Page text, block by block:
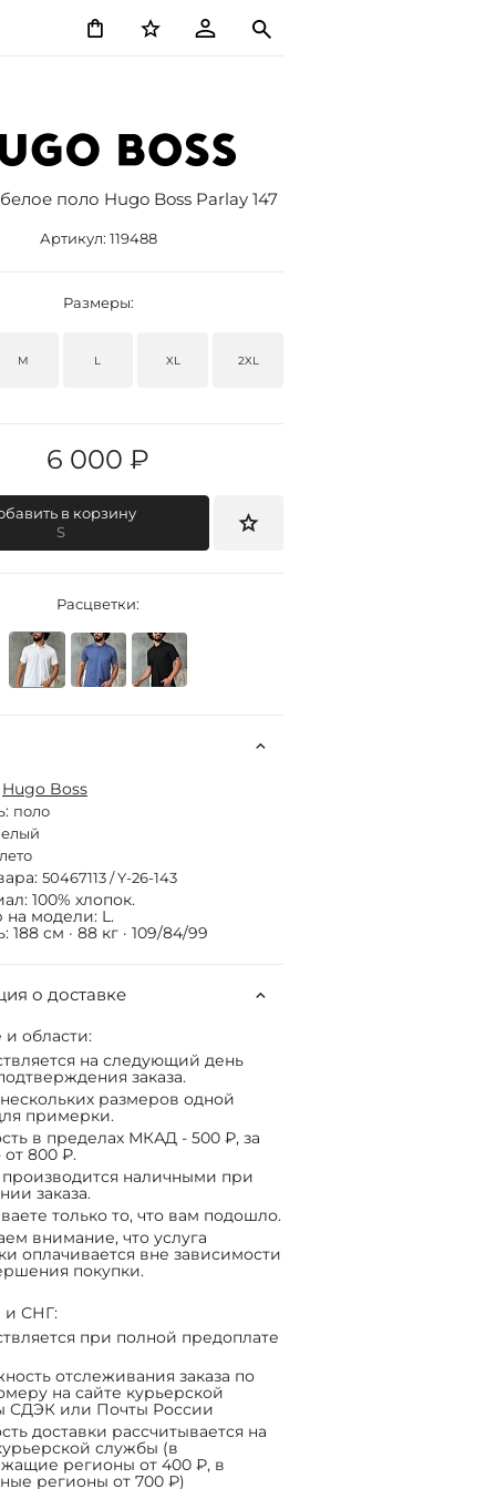
поло Hugo Boss Parlay 147
Артикул: 119488
Размеры:
M L XL 2XL
6 000 ₽
в корзину
S
Расцветки:
Hugo Boss
поло
лето
50467113 / Y-26-143
100% хлопок.
на модели: L.
188 см · 88 кг · 109/84/99
о доставке
области:
на следующий день
заказа.
размеров одной
примерки.
в пределах МКАД - 500 ₽, за
800 ₽.
производится наличными при
заказа.
только то, что вам подошло.
внимание, что услуга
оплачивается вне зависимости
покупки.
и СНГ:
при полной предоплате
отслеживания заказа по
на сайте курьерской
СДЭК или Почты России
доставки рассчитывается на
службы (в
регионы от 400 ₽, в
регионы от 700 ₽)